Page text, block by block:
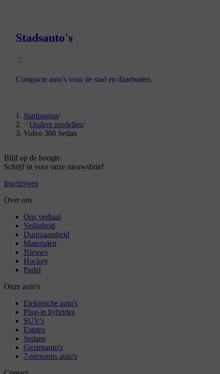
Stadsauto's
Compacte auto's voor de stad en daarbuiten.
Startpagina/
Oudere modellen/
Volvo 360 Sedan